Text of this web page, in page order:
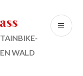
WALD